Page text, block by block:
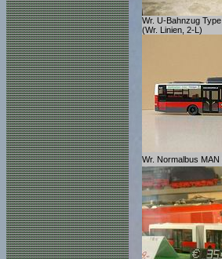
Wr. U-Bahnzug
(Wr. Linien, 2-L)
Wr. Normalbus MAN